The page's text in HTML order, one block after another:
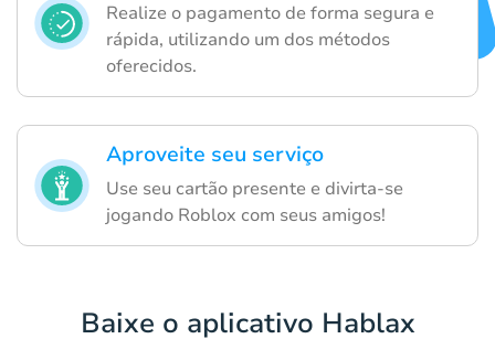
Realize o pagamento de forma segura e
rápida, utilizando um dos métodos
oferecidos.
Aproveite seu serviço
Use seu cartão presente e divirta-se
jogando Roblox com seus amigos!
Baixe o aplicativo Hablax